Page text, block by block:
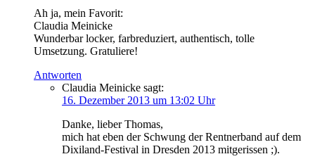
Ah ja, mein Favorit:
Claudia Meinicke
Wunderbar locker, farbreduziert, authentisch, tolle
Umsetzung. Gratuliere!
Antworten
Claudia Meinicke sagt:
16. Dezember 2013 um 13:02 Uhr
Danke, lieber Thomas,
mich hat eben der Schwung der Rentnerband auf dem
Dixiland-Festival in Dresden 2013 mitgerissen ;).